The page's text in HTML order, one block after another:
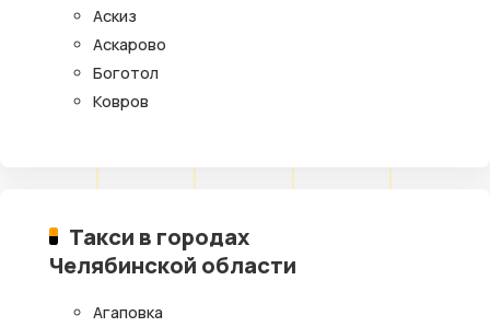
Аскиз
Аскарово
Боготол
Ковров
Такси в городах
Челябинской области
Агаповка